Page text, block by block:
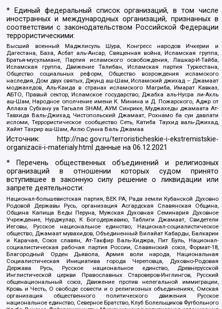
* Единый федеральный список организаций, в том числе
иностранных и международных организаций, признанных в
соответствии с законодательством Российской Федерации
террористическими:
Высший военный Маджлисуль Шура, Конгресс народов Ичкерии и
Дагестана, База, Асбат аль-Ансар, Священная война, Исламская группа,
Братья-мусульмане, Партия исламского освобождения, Лашкар-И-Тайба,
Исламская группа, Движение Талибан, Исламская партия Туркестана,
Общество социальных реформ, Общество возрождения исламского
наследия, Дом двух святых, Джунд аш-Шам, Исламский джихад – Джамаат
моджахедов, Аль-Каида в странах исламского Магриба, Имарат Кавказ,
АБТО, Правый сектор, Исламское государство, Джабха аль-Нусра ли-Ахль
аш-Шам, Народное ополчение имени К. Минина и Д. Пожарского, Аджр от
Аллаха Субхану уа Тагьаля SHAM, АУМ Синрике, Муджахеды джамаата Ат-
Тавхида Валь-Джихад, Чистопольский Джамаат, Рохнамо ба суи давлати
исломи, Террористическое сообщество Сеть, Катиба Таухид валь-Джихад,
Хайят Тахрир аш-Шам, Ахлю Сунна Валь Джамаа
Источник:
http://nac.gov.ru/terroristicheskie-i-ekstremistskie-
organizacii-i-materialy.html данные на06.12.2021
* Перечень общественных объединений и религиозных
организаций в отношении которых судом принято
вступившее в законную силу решение о ликвидации или
запрете деятельности:
Национал-большевистская партия, ВЕК РА, Рада земли Кубанской Духовно
Родовой Державы Русь, организация Асгардская Славянская Община,
Община Капища Веды Перуна, Мужская Духовная Семинария Духовное
Учреждение, Нурджулар, К Богодержавию, Таблиги Джамаат, Свидетели
Иеговы, Русское национальное единство, Национал-социалистическое
общество, Джамаат мувахидов, Объединенный Вилайат Кабарды, Балкарии
и Карачая, Союз славян, Ат-Такфир Валь-Хиджра, Пит Буль, Национал-
социалистическая рабочая партия России, Славянский союз, Формат-18,
Благородный Орден Дьявола, Армия воли народа, Национальная
Социалистическая Инициатива города Череповца, Духовно-Родовая
Держава Русь, Русское национальное единство, Древнерусской
Инглистической церкви Православных Староверов-Инглингов, Русский
общенациональный союз, Движение против нелегальной иммиграции,
Кровь и Честь, О свободе совести и о религиозных объединениях, Омская
организация общественного политического движения Русское
национальное единство, Северное Братство, Клуб Болельщиков Футбольного